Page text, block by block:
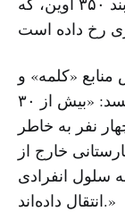
«کلمه» و
«ایلنا» تنظیم کرده است، می نویسد: «بیش از ۳۰
نفر به خاطر
خارج از
۳۲ نفر را نیز به سلول انفرادی
انتقال داده‌اند.»